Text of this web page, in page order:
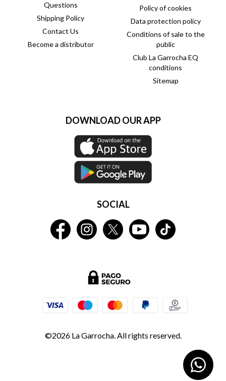
Questions
Shipping Policy
Contact Us
Become a distributor
Policy of cookies
Data protection policy
Conditions of sale to the
public
Club La Garrocha EQ
conditions
Sitemap
DOWNLOAD OUR APP
SOCIAL
©2026 La Garrocha. All rights reserved.